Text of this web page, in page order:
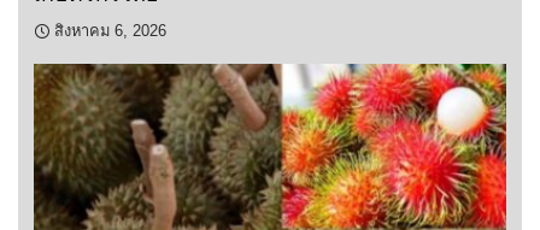
สิงหาคม 6, 2026